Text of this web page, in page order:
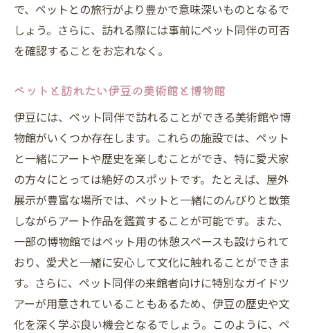
で、ペットとの旅行がより豊かで意味深いものとなるで
しょう。さらに、訪れる際には事前にペット同伴の可否
を確認することをお忘れなく。
ペットと訪れたい伊豆の美術館と博物館
伊豆には、ペット同伴で訪れることができる美術館や博
物館がいくつか存在します。これらの施設では、ペット
と一緒にアートや歴史を楽しむことができ、特に愛犬家
の方々にとっては絶好のスポットです。たとえば、屋外
展示が豊富な場所では、ペットと一緒にのんびりと散策
しながらアート作品を鑑賞することが可能です。また、
一部の博物館ではペット用の休憩スペースも設けられて
おり、愛犬と一緒に安心して文化に触れることができま
す。さらに、ペット同伴の来館者向けに特別なガイドツ
アーが用意されていることもあるため、伊豆の歴史や文
化を深く学ぶ良い機会となるでしょう。このように、ペ